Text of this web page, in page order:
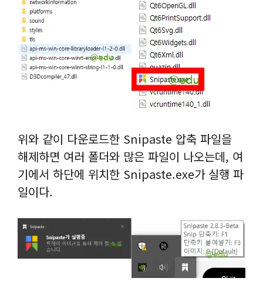
위와 같이 다운로드한 Snipaste 압축 파일을
해제하면 여러 폴더와 많은 파일이 나오는데, 여
기에서 하단에 위치한 Snipaste.exe가 실행 파
일이다.